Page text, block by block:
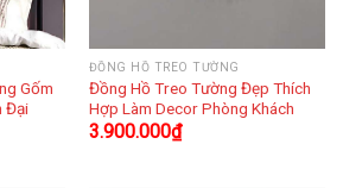
Gốm
Đại
ĐỒNG HỒ TREO TƯỜNG
Đồng Hồ Treo Tường Đẹp Thích
Hợp Làm Decor Phòng Khách
3.900.000₫